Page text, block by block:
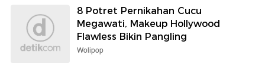
8 Potret Pernikahan Cucu
Megawati, Makeup Hollywood
Flawless Bikin Pangling
Wolipop